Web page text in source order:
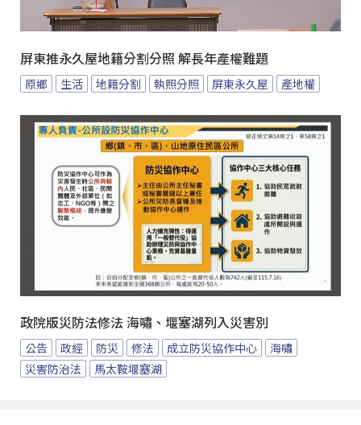
屏東推永久屋地籍分割分照 解長年產權難題
原鄉 生活 地籍分割 執照分照 屏東永久屋 產地權
政院版災防法修法 海嘯、堰塞湖列入災害別
公告 政經 防災 修法 成立防災協作中心
海嘯
災害防治法
馬太鞍堰塞湖